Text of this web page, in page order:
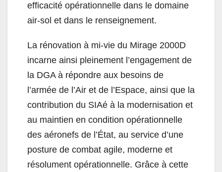
efficacité opérationnelle dans le domaine
air-sol et dans le renseignement.
La rénovation à mi-vie du Mirage 2000D
incarne ainsi pleinement l’engagement de
la DGA à répondre aux besoins de
l’armée de l’Air et de l’Espace, ainsi que la
contribution du SIAé à la modernisation et
au maintien en condition opérationnelle
des aéronefs de l’État, au service d’une
posture de combat agile, moderne et
résolument opérationnelle. Grâce à cette